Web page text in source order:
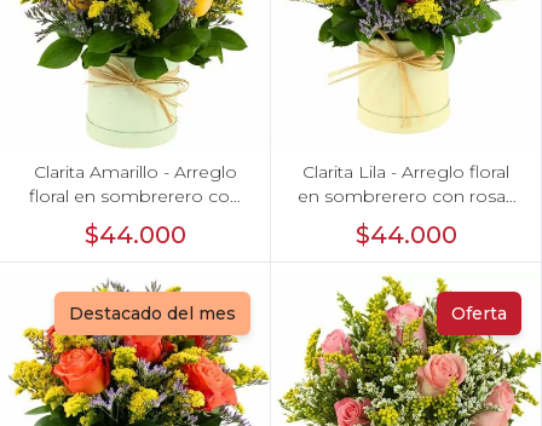
Clarita Amarillo - Arreglo
floral en sombrerero con
rosas amarillo, limonium y
vara de oro
$44.000
Clarita Lila - Arreglo floral
en sombrerero con rosas
lila, limonium y vara de oro
$44.000
Destacado del mes Oferta